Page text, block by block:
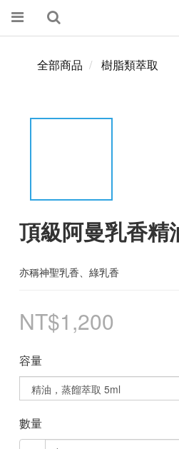
全部商品 樹脂類萃取
頂級阿曼乳香精
亦稱神聖乳香、綠乳香
NT$1,200
容量
數量